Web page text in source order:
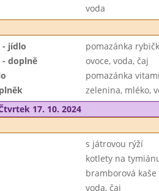
voda
- jídlo
pomazánka
- doplně
ovoce, voda, čaj
pomazánka
zelenina, mléko,
17. 10. 2024
s játrovou rýží
kotlety na
bramborová kaše
voda, čaj